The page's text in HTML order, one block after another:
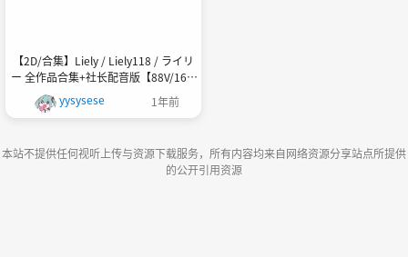
【2D/合集】Liely / Liely118 / ライリ
ー 全作品合集+社长配音版【88V/16.9
yysysese 1年前
本站不提供任何视听上传与资源下载服务，所有内容均来自网络资源分享站点所提供
的公开引用资源